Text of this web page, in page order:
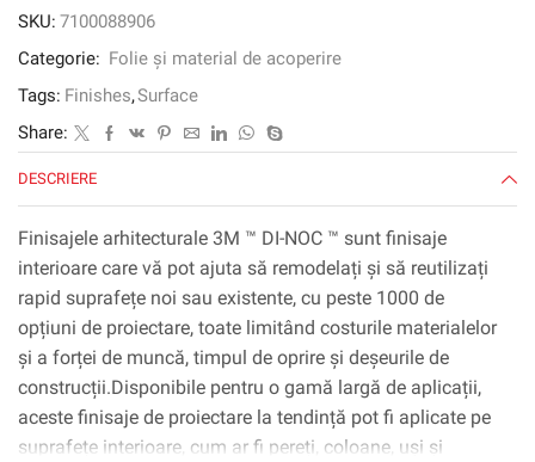
mm
25
m
SKU: 7100088906
Categorie: Folie și material de acoperire
Tags: Finishes,Surface
Share:
DESCRIERE
Finisajele arhitecturale 3M ™ DI-NOC ™ sunt finisaje
interioare care vă pot ajuta să remodelați și să reutilizați
rapid suprafețe noi sau existente, cu peste 1000 de
opțiuni de proiectare, toate limitând costurile materialelor
și a forței de muncă, timpul de oprire și deșeurile de
construcții.Disponibile pentru o gamă largă de aplicații,
aceste finisaje de proiectare la tendință pot fi aplicate pe
suprafețe interioare, cum ar fi pereți, coloane, uși și